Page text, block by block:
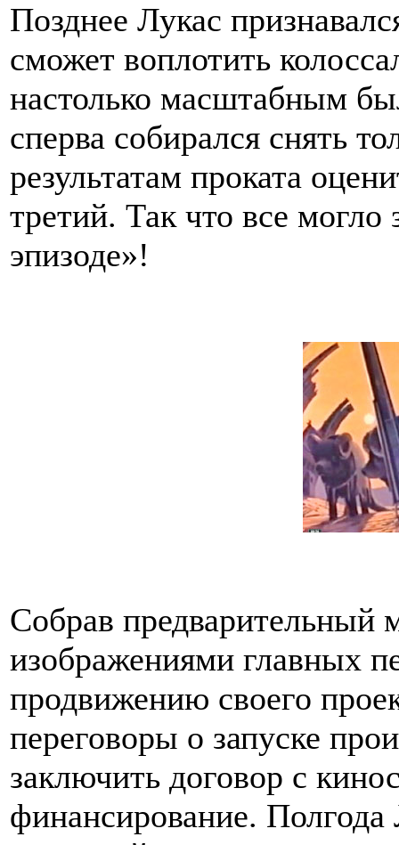
Позднее Лукас
сможет воплотить
настолько масштабным
сперва собирался снять
результатам проката
третий. Так что все могло
эпизоде»!
Собрав предварительный
изображениями главных
продвижению своего
переговоры о запуске
заключить договор с
финансирование. Полгода